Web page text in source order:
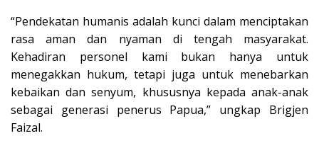
“Pendekatan humanis adalah kunci dalam menciptakan
rasa aman dan nyaman di tengah masyarakat.
Kehadiran personel kami bukan hanya untuk
menegakkan hukum, tetapi juga untuk menebarkan
kebaikan dan senyum, khususnya kepada anak-anak
sebagai generasi penerus Papua,” ungkap Brigjen
Faizal.